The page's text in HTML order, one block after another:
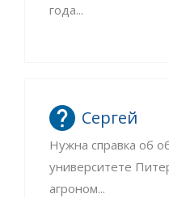
года...
Сергей
Нужна справка об
университете
агроном...